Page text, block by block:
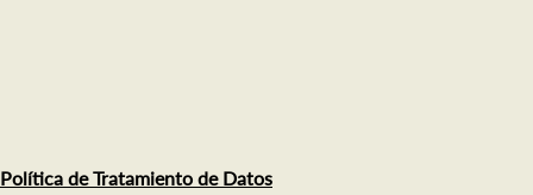
Política de Tratamiento de Datos